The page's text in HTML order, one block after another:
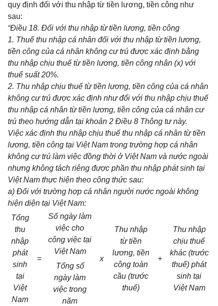
quy định đối với thu nhập từ tiền lương, tiền công như
sau:
“Điều 18. Đối với thu nhập từ tiền lương, tiền công
1. Thuế thu nhập cá nhân đối với thu nhập từ tiền lương,
tiền công của cá nhân không cư trú được xác định bằng
thu nhập chịu thuế từ tiền lương, tiền công nhân (x) với
thuế suất 20%.
2. Thu nhập chịu thuế từ tiền lương, tiền công của cá nhân
không cư trú được xác định như đối với thu nhập chịu thuế
thu nhập cá nhân từ tiền lương, tiền công của cá nhân cư
trú theo hướng dẫn tại khoản 2 Điều 8 Thông tư này.
Việc xác định thu nhập chịu thuế thu nhập cá nhân từ tiền
lương, tiền công tại Việt Nam trong trường hợp cá nhân
không cư trú làm việc đồng thời ở Việt Nam và nước ngoài
nhưng không tách riêng được phần thu nhập phát sinh tại
Việt Nam thực hiện theo công thức sau:
a) Đối với trường hợp cá nhân người nước ngoài không
hiện diện tại Việt Nam:
Tổng
thu
nhập
phát
sinh
tại
Việt
Nam
=
Số ngày làm
việc cho
công việc tại
Việt Nam
x
Thu nhập
từ tiền
lương, tiền
công toàn
cầu (trước
thuế)
+
Thu nhập
chịu thuế
khác (trước
thuế) phát
sinh tại
Việt Nam
Tổng số
ngày làm
việc trong
năm